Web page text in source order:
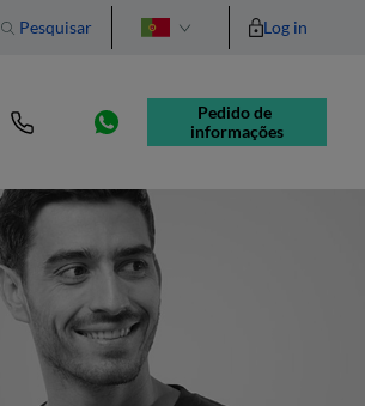
Pesquisar
English
Log in
Pedido de
informações